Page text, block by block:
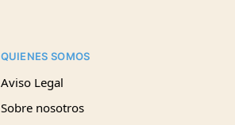
QUIENES SOMOS
Aviso Legal
Sobre nosotros